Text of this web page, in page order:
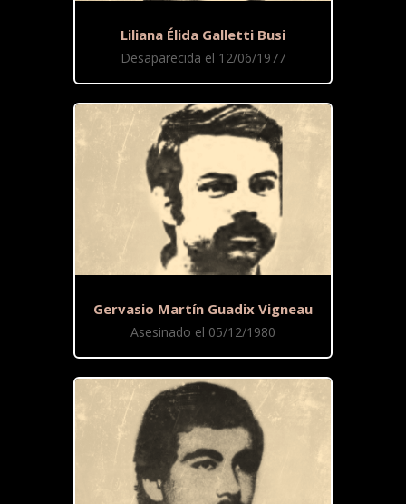
Liliana Élida Galletti Busi
Desaparecida el 12/06/1977
Gervasio Martín Guadix Vigneau
Asesinado el 05/12/1980